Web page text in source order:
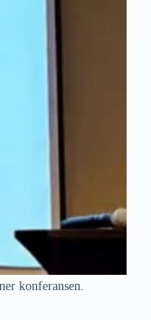
konferansen.